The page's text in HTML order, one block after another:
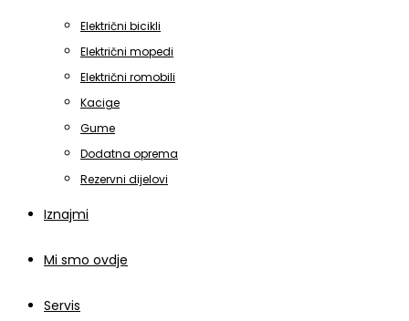
Električni bicikli
Električni mopedi
Električni romobili
Kacige
Gume
Dodatna oprema
Rezervni dijelovi
Iznajmi
Mi smo ovdje
Servis